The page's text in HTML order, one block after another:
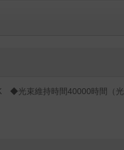
光束維持時間40000時間（光